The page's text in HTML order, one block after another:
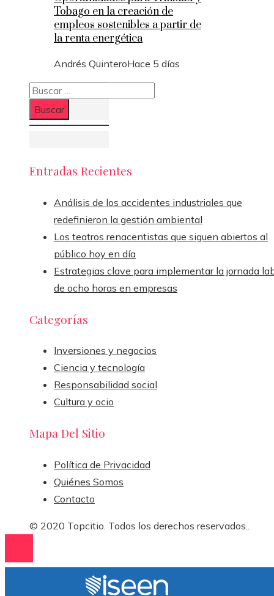
Tobago en la creación de
empleos sostenibles a partir de
la renta energética
Andrés QuinteroHace 5 días
Buscar:
Entradas Recientes
Análisis de los accidentes industriales que
redefinieron la gestión ambiental
Los teatros renacentistas que siguen abiertos al
público hoy en día
Estrategias clave para implementar la jornada
de ocho horas en empresas
Categorías
Inversiones y negocios
Ciencia y tecnología
Responsabilidad social
Cultura y ocio
Mapa Del Sitio
Política de Privacidad
Quiénes Somos
Contacto
© 2020 Topcitio. Todos los derechos reservados..